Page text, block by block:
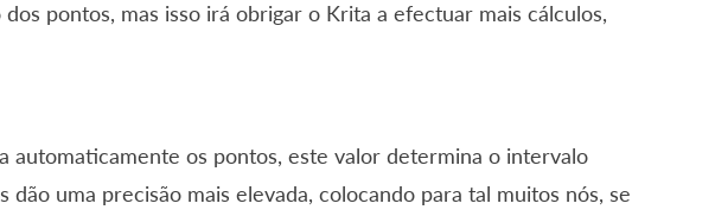
pontos, mas isso irá obrigar o Krita a efectuar mais cálculos,
automaticamente os pontos, este valor determina o intervalo
uma precisão mais elevada, colocando para tal muitos nós, se